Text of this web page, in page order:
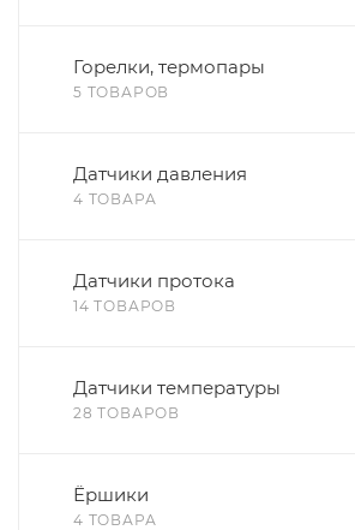
Горелки, термопары
5 ТОВАРОВ
Датчики давления
4 ТОВАРА
Датчики протока
14 ТОВАРОВ
Датчики температуры
28 ТОВАРОВ
Ёршики
4 ТОВАРА